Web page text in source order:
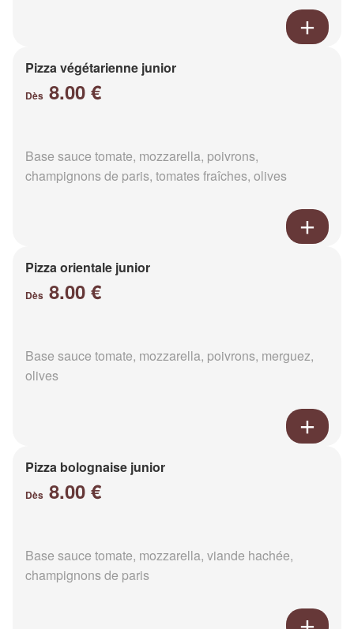
Pizza végétarienne junior
Dès 8.00 €
Base sauce tomate, mozzarella, poivrons,
champignons de paris, tomates fraîches, olives
Pizza orientale junior
Dès 8.00 €
Base sauce tomate, mozzarella, poivrons, merguez,
olives
Pizza bolognaise junior
Dès 8.00 €
Base sauce tomate, mozzarella, viande hachée,
champignons de paris